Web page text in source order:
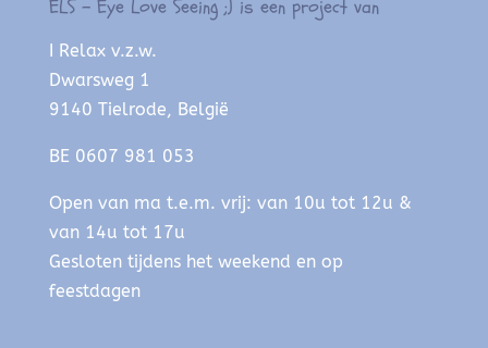
ELS – Eye Love Seeing ;) is een project van
I Relax v.z.w.
Dwarsweg 1
9140 Tielrode, België
BE 0607 981 053
Open van ma t.e.m. vrij: van 10u tot 12u &
van 14u tot 17u
Gesloten tijdens het weekend en op
feestdagen